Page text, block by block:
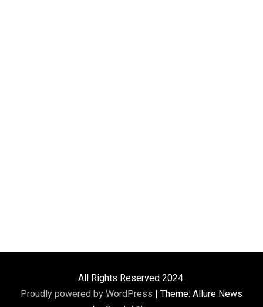
All Rights Reserved 2024.
Proudly powered by WordPress | Theme: Allure News